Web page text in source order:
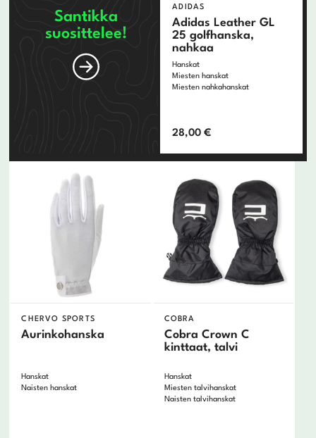
Santikka
suosittelee!
ADIDAS
Adidas Leather GL
25 golfhanska,
nahkaa
Hanskat
Miesten hanskat
Miesten nahkahanskat
28,00€
CHERVO SPORTS
Aurinkohanska
Hanskat
Naisten hanskat
COBRA
Cobra Crown C
kinttaat, talvi
Hanskat
Miesten talvihanskat
Naisten talvihanskat